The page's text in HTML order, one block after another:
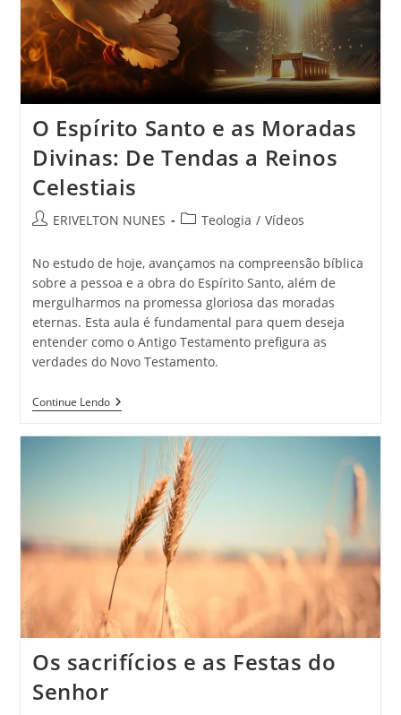
O Espírito Santo e as Moradas
Divinas: De Tendas a Reinos
Celestiais
ERIVELTON NUNES Teologia / Vídeos
No estudo de hoje, avançamos na compreensão bíblica
sobre a pessoa e a obra do Espírito Santo, além de
mergulharmos na promessa gloriosa das moradas
eternas. Esta aula é fundamental para quem deseja
entender como o Antigo Testamento prefigura as
verdades do Novo Testamento.
Continue Lendo
Os sacrifícios e as Festas do
Senhor